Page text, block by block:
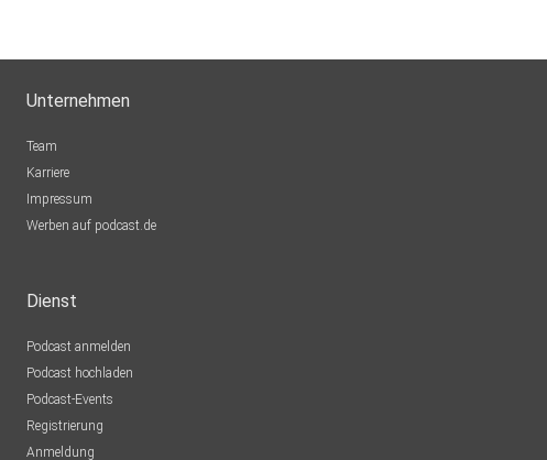
Unternehmen
Team
Karriere
Impressum
Werben auf podcast.de
Dienst
Podcast anmelden
Podcast hochladen
Podcast-Events
Registrierung
Anmeldung